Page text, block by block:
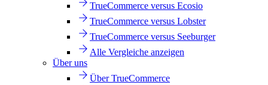
TrueCommerce versus Ecosio
TrueCommerce versus Lobster
TrueCommerce versus Seeburger
Alle Vergleiche anzeigen
Über uns
Über TrueCommerce